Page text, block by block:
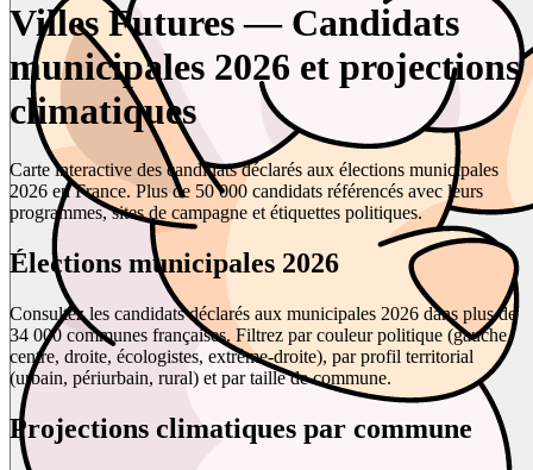
Villes Futures — Candidats
municipales 2026 et projections
climatiques
Carte interactive des candidats déclarés aux élections municipales
2026 en France. Plus de 50 000 candidats référencés avec leurs
programmes, sites de campagne et étiquettes politiques.
Élections municipales 2026
Consultez les candidats déclarés aux municipales 2026 dans plus de
34 000 communes françaises. Filtrez par couleur politique (gauche,
centre, droite, écologistes, extrême-droite), par profil territorial
(urbain, périurbain, rural) et par taille de commune.
Projections climatiques par commune